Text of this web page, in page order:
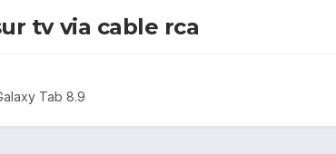
tv via cable rca
Tab 8.9